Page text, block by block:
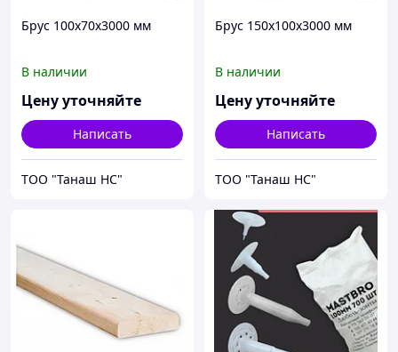
Брус 100х70х3000 мм
В наличии
Цену уточняйте
Написать
ТОО "Танаш НС"
Брус 150х100х3000 мм
В наличии
Цену уточняйте
Написать
ТОО "Танаш НС"